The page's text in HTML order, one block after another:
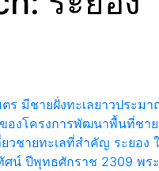
ร มีชายฝั่งทะเลยาวประ
องโครงการพัฒนาพื้นที่ช
วชายทะเลที่สำคัญ ระยอ
ศน์ ปีพุทธศักราช 2309 พร